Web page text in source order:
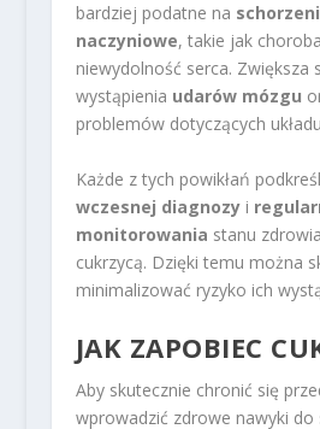
bardziej podatne na
naczyniowe, takie jak
niewydolność serca. Zwiększa
wystąpienia udarów mózgu
problemów dotyczących
Każde z tych powikłań
wczesnej diagnozyi
monitorowania stanu
cukrzycą. Dzięki temu można
minimalizować ryzyko ich
JAK ZAPOBIEC
Aby skutecznie chronić się
wprowadzić zdrowe nawyki do